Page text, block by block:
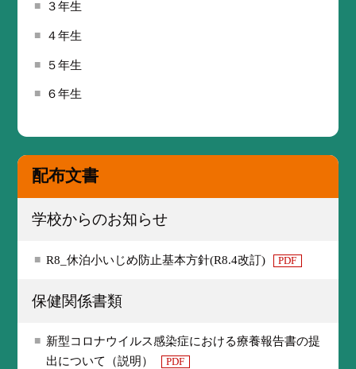
３年生
４年生
５年生
６年生
配布文書
学校からのお知らせ
R8_休泊小いじめ防止基本方針(R8.4改訂) PDF
保健関係書類
新型コロナウイルス感染症における療養報告書の提
出について（説明）
PDF